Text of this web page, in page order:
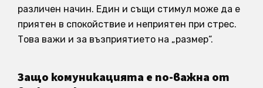
различен начин. Един и същи стимул може да е
приятен в спокойствие и неприятен при стрес.
Това важи и за възприятието на „размер“.
Защо комуникацията е по-важна от